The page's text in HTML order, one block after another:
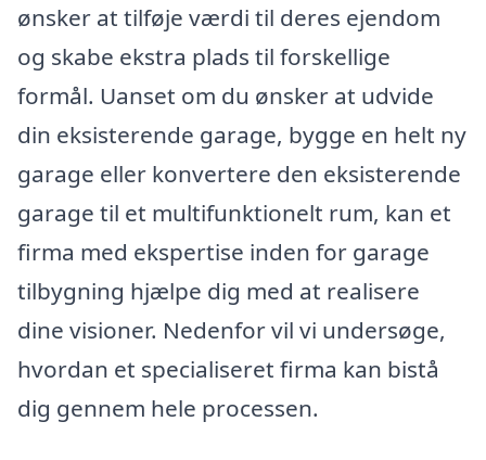
ønsker at tilføje værdi til deres ejendom
og skabe ekstra plads til forskellige
formål. Uanset om du ønsker at udvide
din eksisterende garage, bygge en helt ny
garage eller konvertere den eksisterende
garage til et multifunktionelt rum, kan et
firma med ekspertise inden for garage
tilbygning hjælpe dig med at realisere
dine visioner. Nedenfor vil vi undersøge,
hvordan et specialiseret firma kan bistå
dig gennem hele processen.